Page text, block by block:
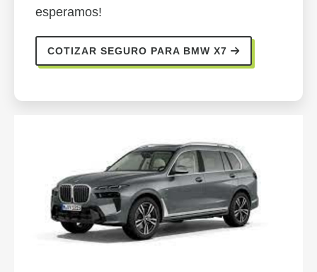
esperamos!
COTIZAR SEGURO PARA BMW X7